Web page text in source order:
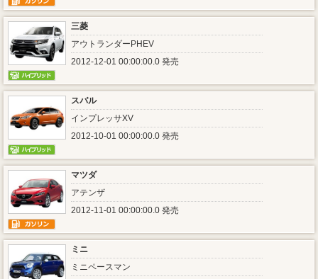
三菱
アウトランダーPHEV
2012-12-01 00:00:00.0 発売
スバル
インプレッサXV
2012-10-01 00:00:00.0 発売
マツダ
アテンザ
2012-11-01 00:00:00.0 発売
ミニ
ミニペースマン